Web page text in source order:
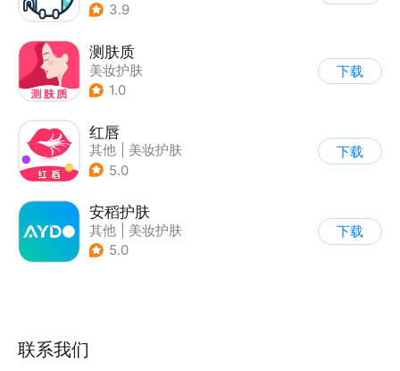
3.9
测肤质
美妆护肤
1.0
下载
红唇
其他
美妆护肤
5.0
下载
安稻护肤
其他
美妆护肤
5.0
下载
联系我们